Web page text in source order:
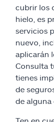
cubrir los
hielo, es
servicios
nuevo,
aplicarán
Consulta
tienes
de
de alguna